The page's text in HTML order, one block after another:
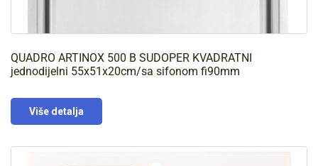
QUADRO ARTINOX 500 B SUDOPER KVADRATNI
jednodijelni 55x51x20cm/sa sifonom fi90mm
Više detalja